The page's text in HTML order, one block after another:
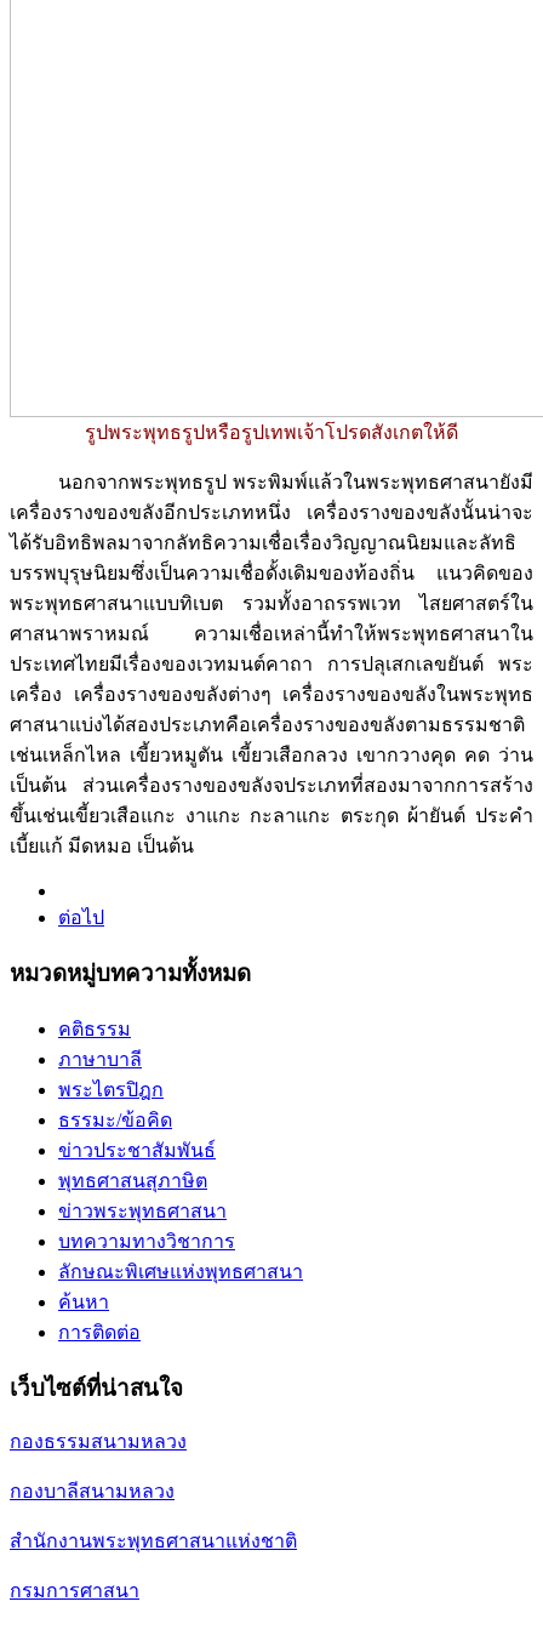
รูปพระพุทธรูปหรือรูปเทพเจ้าโปรดสังเกตให้ดี
นอกจากพระพุทธรูป พระพิมพ์แล้วในพระพุทธศาสนายังมี
เครื่องรางของขลังอีกประเภทหนึ่ง เครื่องรางของขลังนั้นน่าจะ
ได้รับอิทธิพลมาจากลัทธิความเชื่อเรื่องวิญญาณนิยมและลัทธิ
บรรพบุรุษนิยมซึ่งเป็นความเชื่อดั้งเดิมของท้องถิ่น แนวคิดของ
พระพุทธศาสนาแบบทิเบต รวมทั้งอาถรรพเวท ไสยศาสตร์ใน
ศาสนาพราหมณ์ ความเชื่อเหล่านี้ทำให้พระพุทธศาสนาใน
ประเทศไทยมีเรื่องของเวทมนต์คาถา การปลุเสกเลขยันต์ พระ
เครื่อง เครื่องรางของขลังต่างๆ เครื่องรางของขลังในพระพุทธ
ศาสนาแบ่งได้สองประเภทคือเครื่องรางของขลังตามธรรมชาติ
เช่นเหล็กไหล เขี้ยวหมูตัน เขี้ยวเสือกลวง เขากวางคุด คด ว่าน
เป็นต้น ส่วนเครื่องรางของขลังจประเภทที่สองมาจากการสร้าง
ขึ้นเช่นเขี้ยวเสือแกะ งาแกะ กะลาแกะ ตระกุด ผ้ายันต์ ประคำ
เบี้ยแก้ มีดหมอ เป็นต้น
ต่อไป
หมวดหมู่บทความทั้งหมด
คติธรรม
ภาษาบาลี
พระไตรปิฎก
ธรรมะ/ข้อคิด
ข่าวประชาสัมพันธ์
พุทธศาสนสุภาษิต
ข่าวพระพุทธศาสนา
บทความทางวิชาการ
ลักษณะพิเศษแห่งพุทธศาสนา
ค้นหา
การติดต่อ
เว็บไซต์ที่น่าสนใจ
กองธรรมสนามหลวง
กองบาลีสนามหลวง
สำนักงานพระพุทธศาสนาแห่งชาติ
กรมการศาสนา